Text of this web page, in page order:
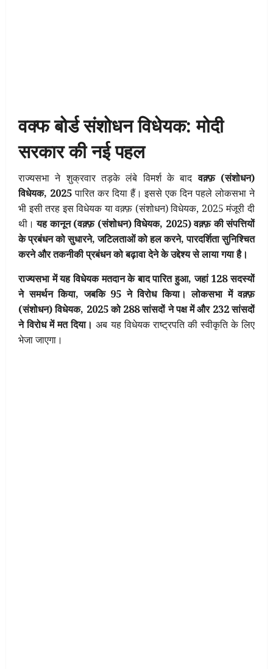
वक्फ बोर्ड संशोधन विधेयक: मोदी
सरकार की नई पहल
राज्यसभा ने शुक्रवार तड़के लंबे विमर्श के बादवक़्फ़ (संशोधन)
विधेयक, 2025पारित कर दिया हैं। इससे एक दिन पहले लोकसभा ने
भी इसी तरह इस विधेयक या वक़्फ़ (संशोधन) विधेयक, 2025 मंजूरी दी
थी।यह कानून (वक़्फ़ (संशोधन) विधेयक, 2025) वक़्फ़ की संपत्तियों
के प्रबंधन को सुधारने, जटिलताओं को हल करने, पारदर्शिता सुनिश्चित
करने और तकनीकी प्रबंधन को बढ़ावा देने के उद्देश्य से लाया गया है।
राज्यसभा में यह विधेयक मतदान के बाद पारित हुआ, जहां 128 सदस्यों
ने समर्थन किया, जबकि 95 ने विरोध किया। लोकसभा में वक़्फ़
(संशोधन) विधेयक, 2025 को 288 सांसदों ने पक्ष में और 232 सांसदों
ने विरोध में मत दिया। अब यह विधेयक राष्ट्रपति की स्वीकृति के लिए
भेजा जाएगा।